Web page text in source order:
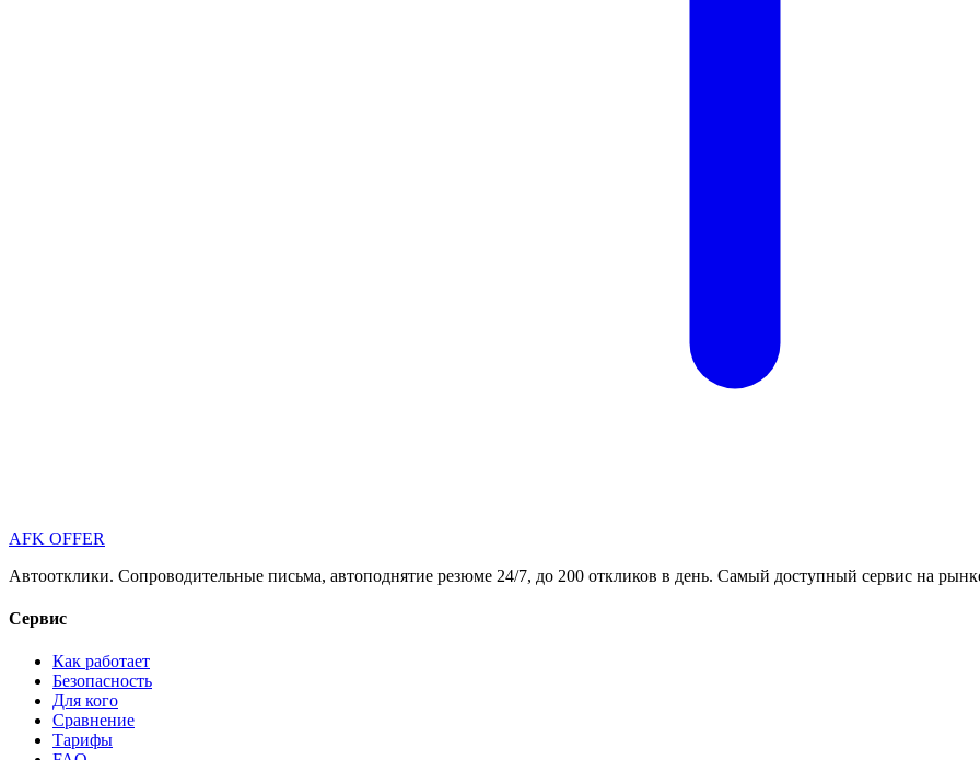
AFK OFFER
Автоотклики. Сопроводительные письма, автоподнятие резюме 24/7, до 200 откликов в день. Самый доступный сервис на
Сервис
Как работает
Безопасность
Для кого
Сравнение
Тарифы